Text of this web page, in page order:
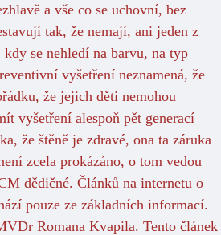
a vše co se uchovní, bez
tak, že nemají, ani jeden z
kdy se nehledí na barvu, na typ
vyšetření neznamená, že
že jejich děti nemohou
vyšetření alespoň pět generací
že štěně je zdravé, ona ta záruka
zcela prokázáno, o tom vedou
dědičné. Článků na internetu o
pouze ze základních informací.
Romana Kvapila. Tento článek